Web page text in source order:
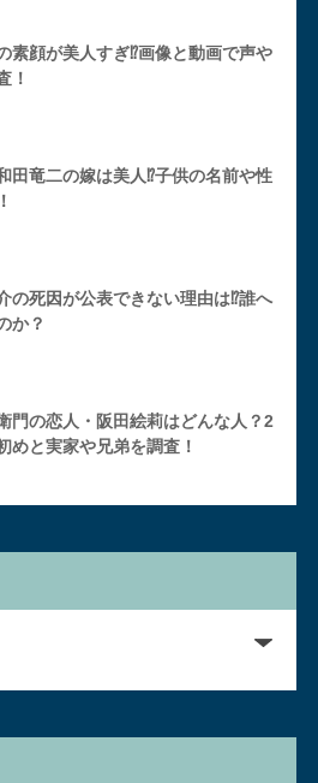
素顔が美人すぎ⁉︎画像と動画で声や
！
田竜二の嫁は美人⁉︎子供の名前や性
の死因が公表できない理由は⁉︎誰へ
か？
門の恋人・阪田絵莉はどんな人？2
めと実家や兄弟を調査！